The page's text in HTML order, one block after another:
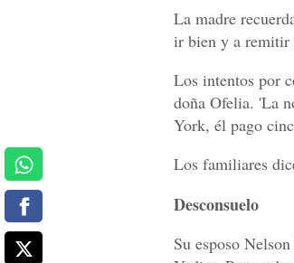
La madre
ir bien y a remitir
Los intentos por
doña Ofelia. 'La
York, él pago
Los familiares
Desconsuelo
Su esposo